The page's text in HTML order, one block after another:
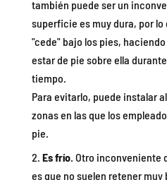
también puede ser un
superficie es muy dura, por
"cede" bajo los pies,
estar de pie sobre ella
tiempo.
Para evitarlo, puede instalar
zonas en las que los
pie.
Es frío. Otro inconveniente
es que no suelen retener muy